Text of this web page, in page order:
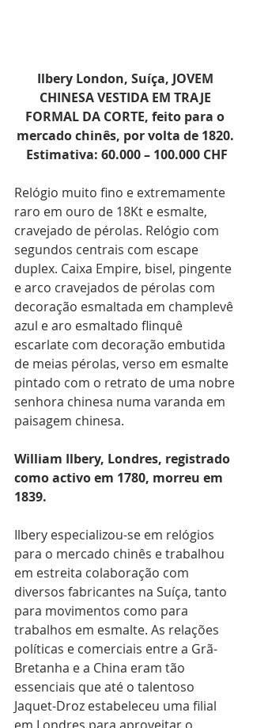
Ilbery London, Suíça, JOVEM
CHINESA VESTIDA EM TRAJE
FORMAL DA CORTE, feito para o
mercado chinês, por volta de 1820.
Estimativa: 60.000 – 100.000 CHF
Relógio muito fino e extremamente
raro em ouro de 18Kt e esmalte,
cravejado de pérolas. Relógio com
segundos centrais com escape
duplex. Caixa Empire, bisel, pingente
e arco cravejados de pérolas com
decoração esmaltada em champlevê
azul e aro esmaltado flinquê
escarlate com decoração embutida
de meias pérolas, verso em esmalte
pintado com o retrato de uma nobre
senhora chinesa numa varanda em
paisagem chinesa.
William Ilbery, Londres, registrado
como activo em 1780, morreu em
1839.
Ilbery especializou-se em relógios
para o mercado chinês e trabalhou
em estreita colaboração com
diversos fabricantes na Suíça, tanto
para movimentos como para
trabalhos em esmalte. As relações
políticas e comerciais entre a Grã-
Bretanha e a China eram tão
essenciais que até o talentoso
Jaquet-Droz estabeleceu uma filial